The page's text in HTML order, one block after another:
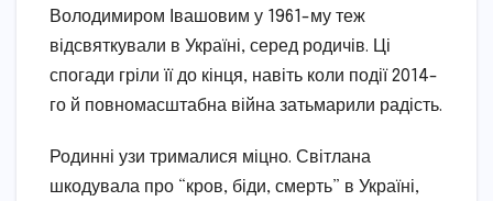
Володимиром Івашовим у 1961-му теж
відсвяткували в Україні, серед родичів. Ці
спогади гріли її до кінця, навіть коли події 2014-
го й повномасштабна війна затьмарили радість.
Родинні узи трималися міцно. Світлана
шкодувала про “кров, біди, смерть” в Україні,